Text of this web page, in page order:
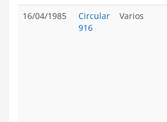
16/04/1985
Circular
916
Varios